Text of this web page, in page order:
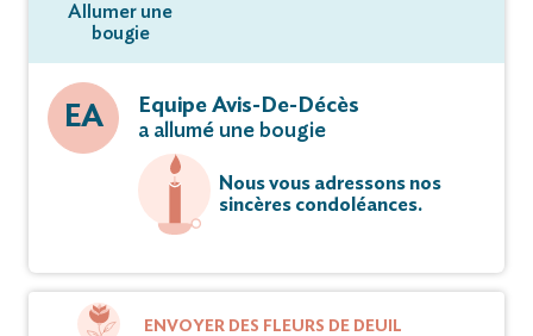
Allumer une
bougie
EA
Equipe Avis-De-Décès
a allumé une bougie
Nous vous adressons nos
sincères condoléances.
ENVOYER DES FLEURS DE DEUIL